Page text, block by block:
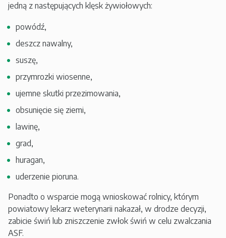
jedną z następujących klęsk żywiołowych:
powódź,
deszcz nawalny,
suszę,
przymrozki wiosenne,
ujemne skutki przezimowania,
obsunięcie się ziemi,
lawinę,
grad,
huragan,
uderzenie pioruna.
Ponadto o wsparcie mogą wnioskować rolnicy, którym
powiatowy lekarz weterynarii nakazał, w drodze decyzji,
zabicie świń lub zniszczenie zwłok świń w celu zwalczania
ASF.